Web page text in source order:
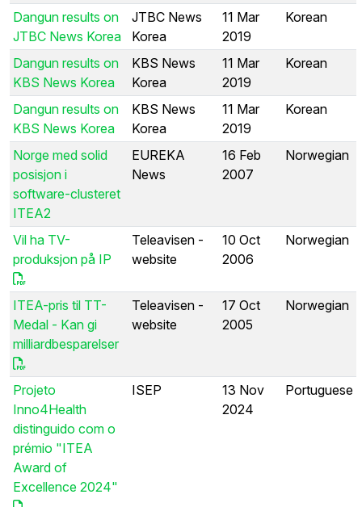
Dangun results on
JTBC News Korea
JTBC News
Korea
11 Mar
2019
Korean
Dangun results on
KBS News Korea
KBS News
Korea
11 Mar
2019
Korean
Dangun results on
KBS News Korea
KBS News
Korea
11 Mar
2019
Korean
Norge med solid
posisjon i
software-clusteret
ITEA2
EUREKA
News
16 Feb
2007
Norwegian
Vil ha TV-
produksjon på IP
Teleavisen -
website
10 Oct
2006
Norwegian
ITEA-pris til TT-
Medal - Kan gi
milliardbesparelser
Teleavisen -
website
17 Oct
2005
Norwegian
Projeto
Inno4Health
distinguido com o
prémio "ITEA
Award of
Excellence 2024"
ISEP
13 Nov
2024
Portuguese